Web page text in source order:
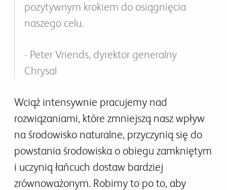
pozytywnym krokiem do osiągnięcia
naszego celu.
- Peter Vriends, dyrektor generalny
Chrysal
Wciąż intensywnie pracujemy nad
rozwiązaniami, które zmniejszą nasz wpływ
na środowisko naturalne, przyczynią się do
powstania środowiska o obiegu zamkniętym
i uczynią łańcuch dostaw bardziej
zrównoważonym. Robimy to po to, aby